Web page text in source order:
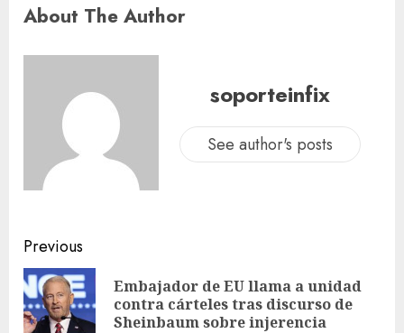
About The Author
soporteinfix
See author's posts
Previous
Embajador de EU llama a unidad
contra cárteles tras discurso de
Sheinbaum sobre injerencia